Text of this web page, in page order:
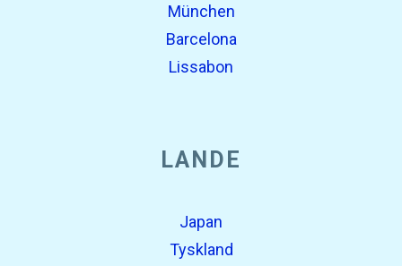
München
Barcelona
Lissabon
LANDE
Japan
Tyskland